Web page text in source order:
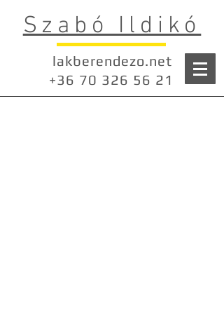
Szabó Ildikó
lakberendezo.net
+36 70 326 56 21